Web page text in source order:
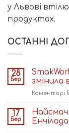
у Львові
продуктах.
ОСТАННІ
28
Бер
змінила
Коментарі
17
Бер